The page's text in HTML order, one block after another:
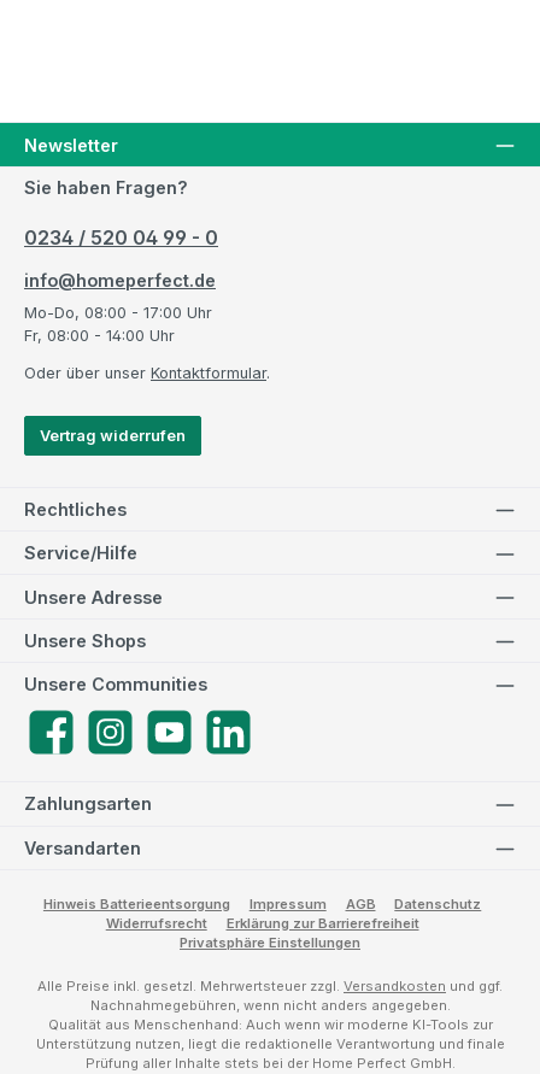
Newsletter
Sie haben Fragen?
0234 / 520 04 99 - 0
info@homeperfect.de
Mo-Do, 08:00 - 17:00 Uhr
Fr, 08:00 - 14:00 Uhr
Oder über unser Kontaktformular.
Vertrag widerrufen
Rechtliches
Service/Hilfe
Zahlungsarten
Versandarten
Unsere Adresse
Unsere Communities
FacebookInstagramYouTube
Unsere Shops
Hinweis Batterieentsorgung Impressum AGB
Datenschutz
Widerrufsrecht
Erklärung zur Barrierefreiheit
Privatsphäre Einstellungen
Alle Preise inkl. gesetzl. Mehrwertsteuer zzgl. Versandkosten und ggf.
Nachnahmegebühren, wenn nicht anders angegeben.
Qualität aus Menschenhand: Auch wenn wir moderne KI-Tools zur
Unterstützung nutzen, liegt die redaktionelle Verantwortung und finale
Prüfung aller Inhalte stets bei der Home Perfect GmbH.